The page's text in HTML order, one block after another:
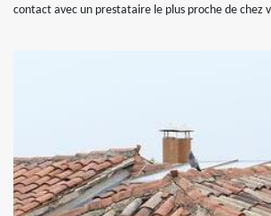
contact avec un prestataire le plus proche de chez